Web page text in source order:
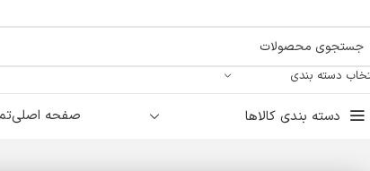
دسته بندی
دسته بندی کالاها صفحه اصلی